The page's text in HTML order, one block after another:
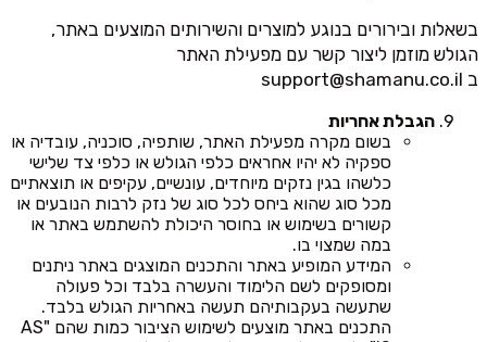
בשאלות ובירורים בנוגע למוצרים והשירותים המוצעים באתר,
הגולש מוזמן ליצור קשר עם מפעילת האתר
ב support@shamanu.co.il
הגבלת אחריות
בשום מקרה מפעילת האתר, שותפיה, סוכניה, עובדיה או
ספקיה לא יהיו אחראים כלפי הגולש או כלפי צד שלישי
כלשהו בגין נזקים מיוחדים, עונשיים, עקיפים או תוצאתיים
מכל סוג שהוא ביחס לכל סוג של נזק לרבות הנובעים או
קשורים בשימוש או בחוסר היכולת להשתמש באתר או
במה שמצוי בו.
המידע המופיע באתר והתכנים המוצגים באתר ניתנים
ומסופקים לשם הלימוד והעשרה בלבד וכל פעולה
שתעשה בעקבותיהם תעשה באחריות הגולש בלבד.
התכנים באתר מוצעים לשימוש הציבור כמות שהם "AS